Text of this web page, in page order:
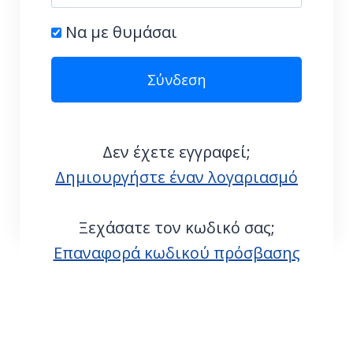
Να με θυμάσαι
Δεν έχετε εγγραφεί;
Δημιουργήστε έναν λογαριασμό
Ξεχάσατε τον κωδικό σας;
Επαναφορά κωδικού πρόσβασης